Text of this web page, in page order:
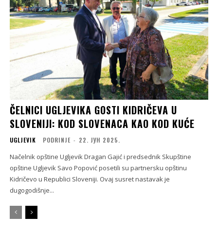
ČELNICI UGLJEVIKA GOSTI KIDRIČEVA U
SLOVENIJI: KOD SLOVENACA KAO KOD KUĆE
UGLJEVIK PODRINJE - 22. ЈУН 2025.
Načelnik opštine Ugljevik Dragan Gajić i predsednik Skupštine
opštine Ugljevik Savo Popović posetili su partnersku opštinu
Kidričevo u Republici Sloveniji. Ovaj susret nastavak je
dugogodišnje...